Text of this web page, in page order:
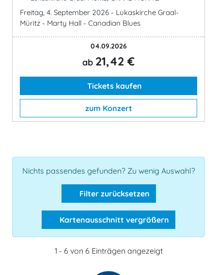
Freitag, 4. September 2026 - Lukaskirche Graal-
Müritz - Marty Hall - Canadian Blues
04.09.2026
ab 21,42 €
Tickets kaufen
zum Konzert
Nichts passendes gefunden? Zu wenig Auswahl?
Filter zurücksetzen
Kartenausschnitt vergrößern
1 - 6 von 6 Einträgen angezeigt